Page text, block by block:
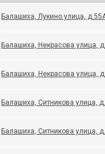
Балашиха, Лукино улица,
Балашиха, Некрасова улица,
Балашиха, Некрасова улица,
Балашиха, Ситникова улица,
Балашиха, Ситникова улица,